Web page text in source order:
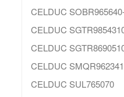
CELDUC
CELDUC
CELDUC
CELDUC
CELDUC SUL765070